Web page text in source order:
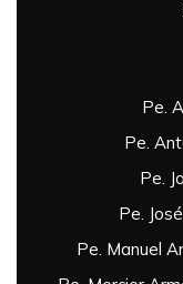
Pe.
Pe.
Pe.
Pe.
Pe. Manuel